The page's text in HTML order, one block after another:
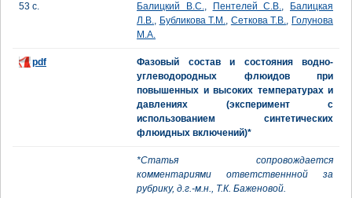
53 с. Балицкий В.С., Пентелей С.В.,
Балицкая
Л.В., Бубликова Т.М., Сеткова Т.В., Голунова
М.А.
pdf
Фазовый состав и состояния водно-
углеводородных флюидов при
повышенных и высоких температурах и
давлениях (эксперимент с
использованием синтетических
флюидных включений)*
*Статья сопровождается
комментариями ответственнной за
рубрику, д.г.-м.н., Т.К. Баженовой.